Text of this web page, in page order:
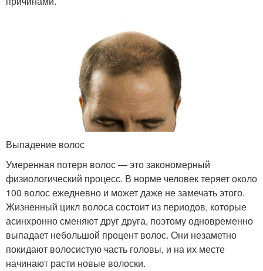
Выпадение волос
Умеренная потеря волос — это закономерный
физиологический процесс. В норме человек теряет около
100 волос ежедневно и может даже не замечать этого.
Жизненный цикл волоса состоит из периодов, которые
асинхронно сменяют друг друга, поэтому одновременно
выпадает небольшой процент волос. Они незаметно
покидают волосистую часть головы, и на их месте
начинают расти новые волоски.